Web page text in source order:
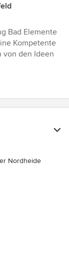
Bad Elemente
Kompetente
von den Ideen
Nordheide